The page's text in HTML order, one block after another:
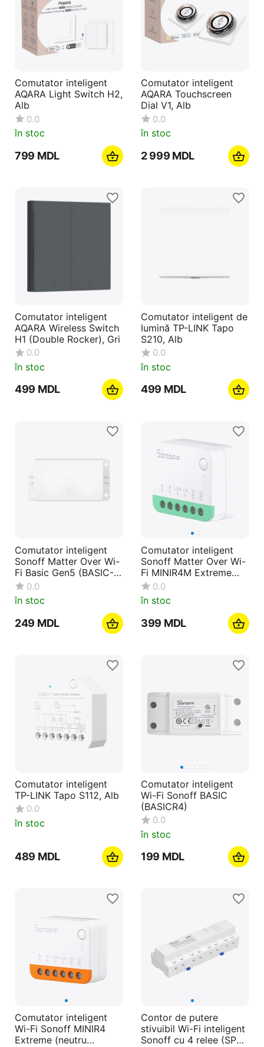
Comutator inteligent
AQARA Light Switch H2,
Alb
0.0
în stoc
‍799‍ MDL
Comutator inteligent
AQARA Touchscreen
Dial V1, Alb
0.0
în stoc
2 999 MDL
Comutator inteligent
AQARA Wireless Switch
H1 (Double Rocker), Gri
0.0
în stoc
‍499‍ MDL
Comutator inteligent de
lumină TP-LINK Tapo
S210, Alb
0.0
în stoc
‍499‍ MDL
Comutator inteligent
Sonoff Matter Over Wi-
Fi Basic Gen5 (BASIC-
1GS)
0.0
în stoc
‍249‍ MDL
Comutator inteligent
Sonoff Matter Over Wi-
Fi MINIR4M Extreme
(neutru necesar)
0.0
în stoc
‍399‍ MDL
Comutator inteligent
TP-LINK Tapo S112, Alb
0.0
în stoc
‍489‍ MDL
Comutator inteligent
Wi-Fi Sonoff BASIC
(BASICR4)
0.0
în stoc
‍199‍ MDL
Comutator inteligent
Wi-Fi Sonoff MINIR4
Extreme (neutru
Contor de putere
stivuibil Wi-Fi inteligent
Sonoff cu 4 relee (SPM-